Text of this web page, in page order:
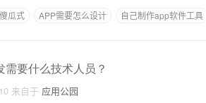
瓜式 APP需要怎么设计 自己制作app软件工具
需要什么技术人员？
来自于 应用公园